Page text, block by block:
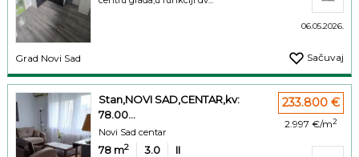
06.05.2026.
Grad Novi Sad Sačuvaj
Stan,NOVI SAD,CENTAR,kv:
78.00...
Novi Sad centar
78 m2 3.0 II
233.800 €
2.997 €/m2